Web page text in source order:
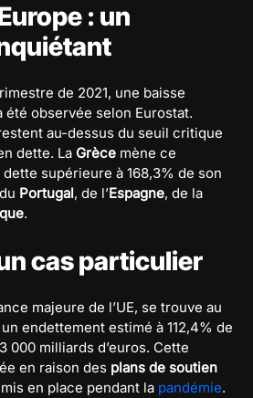
: un
de 2021, une baisse
été observée selon Eurostat.
au-dessus du seuil critique
dette. La Grèce mène ce
supérieure à 168,3% de son
Portugal, de l’Espagne, de la
.
cas particulier
majeure de l’UE, se trouve au
endettement estimé à 112,4% de
000 milliards d’euros. Cette
en raison des plans de soutien
en place pendant la pandémie.